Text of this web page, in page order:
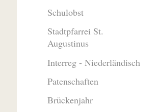
Schulobst
Stadtpfarrei St.
Augustinus
Interreg - Niederländisch
Patenschaften
Brückenjahr